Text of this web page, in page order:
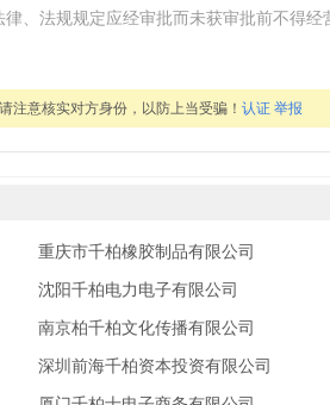
、法规规定应经审批而未获审批前不得经
注意核实对方身份，以防上当受骗！ 认证 举报
重庆市千柏橡胶制品有限公司
沈阳千柏电力电子有限公司
南京柏千柏文化传播有限公司
深圳前海千柏资本投资有限公司